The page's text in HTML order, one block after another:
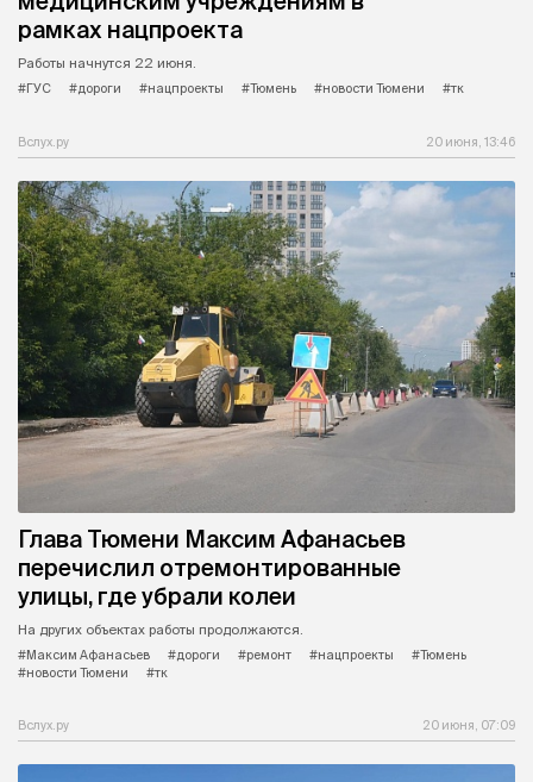
рамках нацпроекта
Работы начнутся 22 июня.
#ГУС
#дороги #нацпроекты #Тюмень #новости Тюмени #тк
Вслух.ру 20 июня, 13:46
Глава Тюмени Максим Афанасьев
перечислил отремонтированные
улицы, где убрали колеи
На других объектах работы продолжаются.
#Максим Афанасьев
#дороги #ремонт #нацпроекты
#Тюмень
#новости Тюмени
#тк
Вслух.ру 20 июня, 07:09